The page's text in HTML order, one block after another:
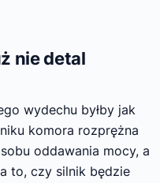
nie detal
wydechu byłby jak
komora rozprężna
oddawania mocy, a
to, czy silnik będzie